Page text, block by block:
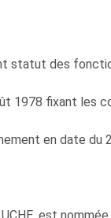
statut des
1978 fixant les
en date